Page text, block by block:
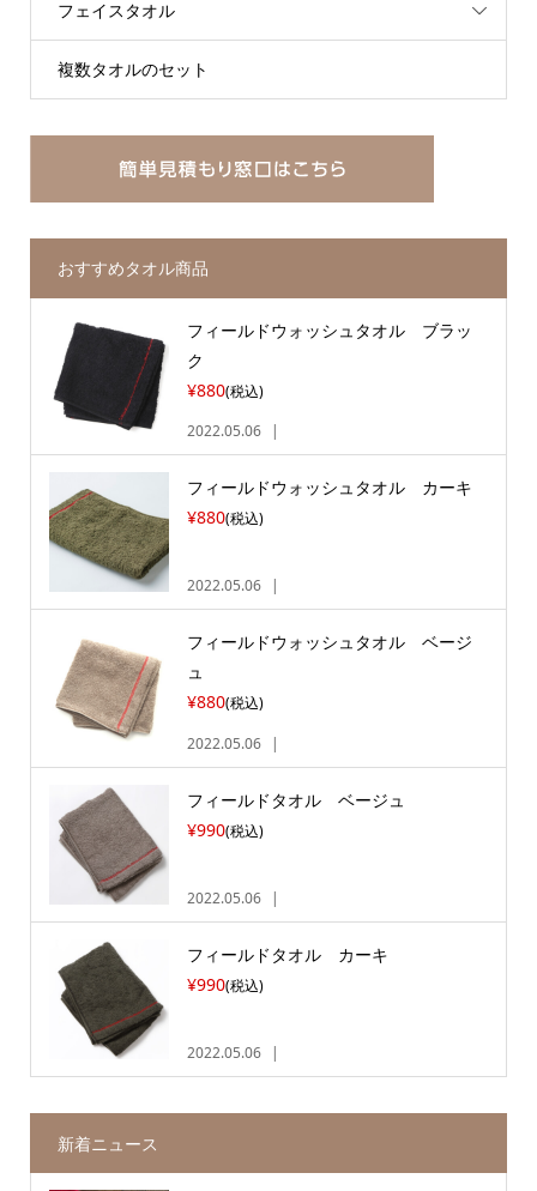
フェイスタオル
複数タオルのセット
おすすめタオル商品
フィールドウォッシュタオル ブラッ
ク
¥880(税込)
2022.05.06
フィールドウォッシュタオル カーキ
¥880(税込)
2022.05.06
フィールドウォッシュタオル ベージ
ュ
¥880(税込)
2022.05.06
フィールドタオル ベージュ
¥990(税込)
2022.05.06
フィールドタオル カーキ
¥990(税込)
2022.05.06
新着ニュース